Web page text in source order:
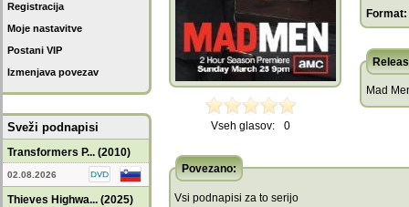
Registracija
Moje nastavitve
Postani VIP
Izmenjava povezav
Sveži podnapisi
Transformers P... (2010)
02.08.2026
Thieves Highwa... (2025)
Vseh glasov: 0
Format:
Mad
Povezano:
Vsi podnapisi za to serijo